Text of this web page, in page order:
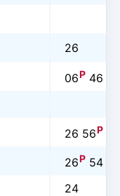
26
06P 46
26 56P
26P 54
24